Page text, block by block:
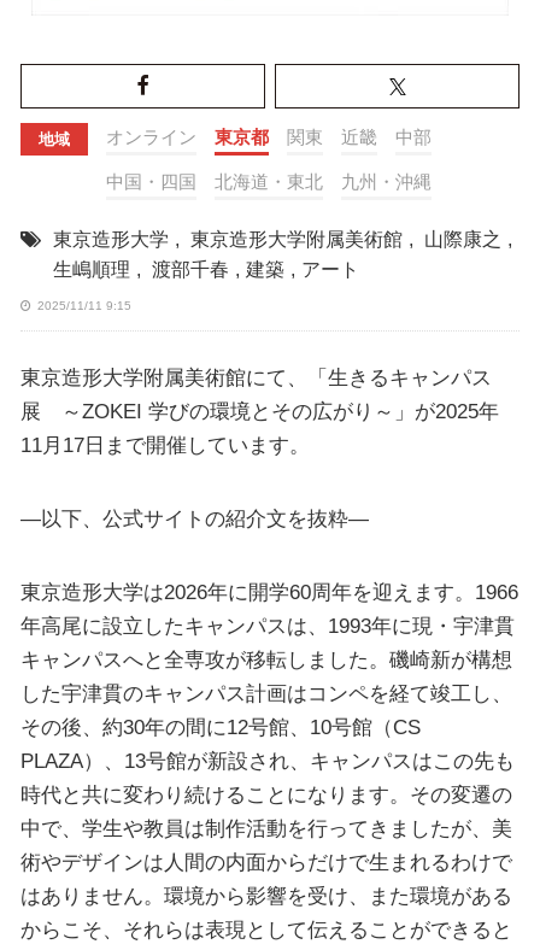
地域 オンライン 東京都 関東 近畿 中部
中国・四国 北海道・東北 九州・沖縄
東京造形大学 , 東京造形大学附属美術館 , 山際康之 ,
生嶋順理 , 渡部千春 , 建築 , アート
2025/11/11 9:15
東京造形大学附属美術館にて、「生きるキャンパス
展 ～ZOKEI 学びの環境とその広がり～」が2025年
11月17日まで開催しています。
—以下、公式サイトの紹介文を抜粋—
東京造形大学は2026年に開学60周年を迎えます。1966
年高尾に設立したキャンパスは、1993年に現・宇津貫
キャンパスへと全専攻が移転しました。磯崎新が構想
した宇津貫のキャンパス計画はコンペを経て竣工し、
その後、約30年の間に12号館、10号館（CS
PLAZA）、13号館が新設され、キャンパスはこの先も
時代と共に変わり続けることになります。その変遷の
中で、学生や教員は制作活動を行ってきましたが、美
術やデザインは人間の内面からだけで生まれるわけで
はありません。環境から影響を受け、また環境がある
からこそ、それらは表現として伝えることができると